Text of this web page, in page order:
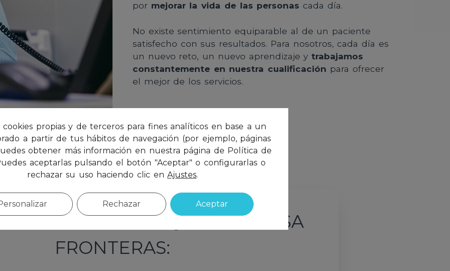
por mejorar la vida de las personas cada día.
No existe sentimiento equiparable al de un paciente
satisfecho con sus resultados. Para nosotros, cada día es
un nuevo reto, un nuevo aprendizaje ytrabajamos
constantemente en nuestra cualificación para ofrecer
el mejor de los servicios.
EN CÁCERES QUE TRASPASA
FRONTERAS:
cookies propias y de terceros para fines analíticos en base a un
a partir de tus hábitos de navegación (por ejemplo, páginas
obtener más información en nuestra página de Política de
aceptarlas pulsando el botón "Aceptar" o configurarlas o
rechazar su uso haciendo clic enAjustes.
Aceptar
Rechazar